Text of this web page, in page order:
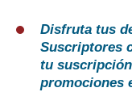
Disfruta tus
Suscriptores
tu
promociones